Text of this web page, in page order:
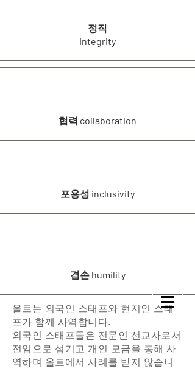
정직
Integrity
협력 collaboration
포용성 inclusivity
겸손 humility
올트는 외국인 스태프와 현지인 스태
프가 함께 사역합니다.
외국인 스태프들은 전문인 선교사로서
전임으로 섬기고 개인 모금을 통해 사
역하며 올트에서 사례를 받지 않습니